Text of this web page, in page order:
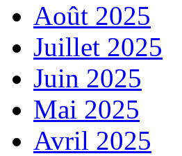
Août 2025
Juillet 2025
Juin 2025
Mai 2025
Avril 2025